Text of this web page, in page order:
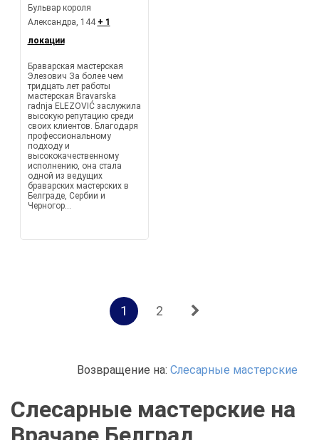
Бульвар короля
Александра, 144 + 1
локации
Браварская мастерская
Элезович За более чем
тридцать лет работы
мастерская Bravarska
radnja ELEZOVIĆ заслужила
высокую репутацию среди
своих клиентов. Благодаря
профессиональному
подходу и
высококачественному
исполнению, она стала
одной из ведущих
браварских мастерских в
Белграде, Сербии и
Черногор...
1 2
Возвращение на: Слесарные мастерские
Слесарные мастерские на